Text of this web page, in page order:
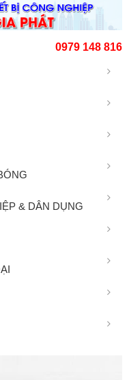
0979 148 816
& DÂN DỤNG